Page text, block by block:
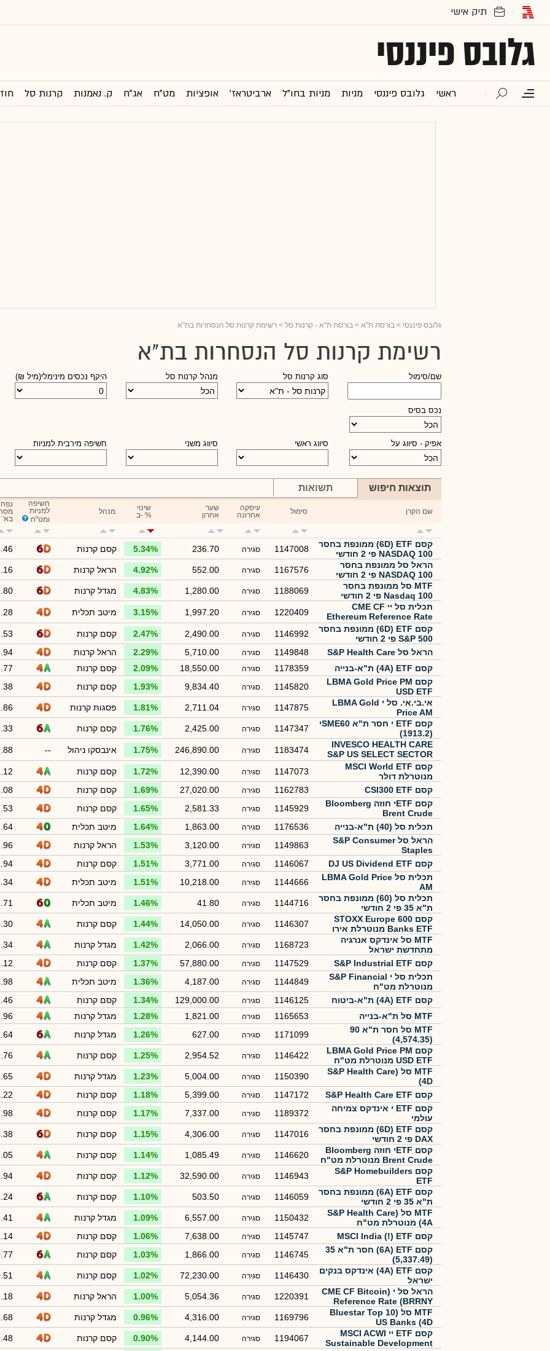
גלובס פיננסי
ראשי גלובס פיננסי מניות מניות בחו"ל ארביטראז' אופציות מט"ח אג"ח ק. נאמנות קרנות סל
גלובס פיננסי > בורסת ת"א > בורסת ת"א - קרנות סל > רשימת קרנות סל הנסחרות בת"א
רשימת קרנות סל הנסחרות בת"א
שם/סימול סוג קרנות סל מנהל קרנות סל היקף נכסים מינימלי(מיל ₪)
נכס בסיס
אפיק - סיווג על סיווג ראשי סיווג משני חשיפה מירבית למניות
תוצאות חיפוש תשואות
שם הקרן סימול
עיסקה
אחרונה
שער
אחרון
שינוי
ב- %
מנהל
חשיפה
למניות
ומט"ח
נפח
בא'
קסם 6D) ETF) ממונפת בחסר
NASDAQ 100 פי 2 חודשי
1147008 סגירה 236.70
5.34% קסם קרנות
הראל סל ממונפת בחסר
NASDAQ 100 פי 2 חודשי
1167576 סגירה 552.00
4.92% הראל קרנות
MTF סל ממונפת בחסר
Nasdaq 100 פי 2 חודשי
1188069 סגירה 1,280.00
4.83% מגדל קרנות
תכלית סל יי CME CF
Ethereum Reference Rate
(ETHUSDNY)
1220409 סגירה 1,997.20
3.15% מיטב תכלית
קסם 6D) ETF) ממונפת בחסר
S&P 500 פי 2 חודשי
1146992 סגירה 2,490.00
2.47% קסם קרנות
הראל סל ‏S&P Health Care
1149848 סגירה 5,710.00
2.29% הראל קרנות
קסם 4A) ETF) ת"א-בנייה
1178359 סגירה 18,550.00
2.09% קסם קרנות
קסם LBMA Gold Price PM
USD ETF
1145820 סגירה 9,834.40
1.93% קסם קרנות
אי.בי.אי. סל י LBMA Gold
Price AM
1147875 סגירה 2,711.04
1.81% פסגות קרנות
קסם ETF י חסר ת"א SME60י
(1913.2)
1147347 סגירה 2,425.00
1.76% קסם קרנות
INVESCO HEALTH CARE
S&P US SELECT SECTOR
UCITS ETF
1183474 סגירה 246,890.00
1.75% אינבסקו ניהול --
קסם MSCI World ETF
מנוטרלת דולר
1147073 סגירה 12,390.00
1.72% קסם קרנות
קסם CSI300 ETF
1162783 סגירה 27,020.00
1.69% קסם קרנות
קסם ETFי חוזה Bloomberg
Brent Crude
1145929 סגירה 2,581.33
1.65% קסם קרנות
תכלית סל (40) ת"א-בנייה
1176536 סגירה 1,863.00
1.64% מיטב תכלית
הראל סל ‏S&P Consumer
Staples
1149863 סגירה 3,120.00
1.53% הראל קרנות
קסם DJ US Dividend ETF
1146067 סגירה 3,771.00
1.51% קסם קרנות
תכלית סל ‏‏‏LBMA Gold Price
AM
1144666 סגירה 10,218.00
1.51% מיטב תכלית
תכלית סל (60) ממונפת בחסר
ת"א 35 פי 2 חודשי
1144716 סגירה 41.80
1.46% מיטב תכלית
קסם STOXX Europe 600
Banks ETF מנוטרלת אירו
1146307 סגירה 14,050.00
1.44% קסם קרנות
MTF סל אינדקס אנרגיה
מתחדשת ישראל
1168723 סגירה 2,066.00
1.42% מגדל קרנות
קסם S&P Industrial ETF
1147529 סגירה 57,880.00
1.37% קסם קרנות
תכלית סל י S&P Financial
מנוטרלת מט"ח
1144849 סגירה 4,187.00
1.36% מיטב תכלית
קסם 4A) ETF) ת"א-ביטוח
1146125 סגירה 129,000.00
1.34% קסם קרנות
MTF סל ת"א-בנייה
1165653 סגירה 1,821.00
1.28% מגדל קרנות
MTF סל חסר ת"א 90
(4,574.35)
1171099 סגירה 627.00
1.26% מגדל קרנות
קסם LBMA Gold Price PM
USD ETF מנוטרלת מט"ח
1146422 סגירה 2,954.52
1.25% קסם קרנות
MTF סל (S&P Health Care
(4D
1150390 סגירה 5,004.00
1.23% מגדל קרנות
קסם S&P Health Care ETF
1147172 סגירה 5,399.00
1.18% קסם קרנות
קסם ETF י אינדקס צמיחה
עולמי
1189372 סגירה 7,337.00
1.17% קסם קרנות
קסם 6D) ETF) ממונפת בחסר
DAX פי 2 חודשי
1147016 סגירה 4,306.00
1.15% קסם קרנות
קסם ETFי חוזה Bloomberg
Brent Crude מנוטרלת מט"ח
1146620 סגירה 1,085.49
1.14% קסם קרנות
קסם S&P Homebuilders
ETF
1146943 סגירה 32,590.00
1.12% קסם קרנות
קסם 6A) ETF) ממונפת בחסר
ת"א 35 פי 2 חודשי
1146059 סגירה 503.50
1.10% קסם קרנות
MTF סל (S&P Health Care
(4A מנוטרלת מט"ח
1150432 סגירה 6,557.00
1.09% מגדל קרנות
קסם MSCI India (!) ETF
1145747 סגירה 7,638.00
1.06% קסם קרנות
קסם 6A) ETF) חסר ת"א 35
(5,337.49)
1146745 סגירה 1,866.00
1.03% קסם קרנות
קסם 4A) ETF) אינדקס בנקים
ישראל
1146430 סגירה 72,230.00
1.02% קסם קרנות
הראל סל י (CME CF Bitcoin
Reference Rate (BRRNY
1220391 סגירה 5,054.36
1.00% הראל קרנות
MTF סל (Bluestar Top 10
US Banks (4D
1169796 סגירה 4,316.00
0.96% מגדל קרנות
קסם ETF יי MSCI ACWI
Sustainable Development
1194067 סגירה 4,144.00
0.90% קסם קרנות